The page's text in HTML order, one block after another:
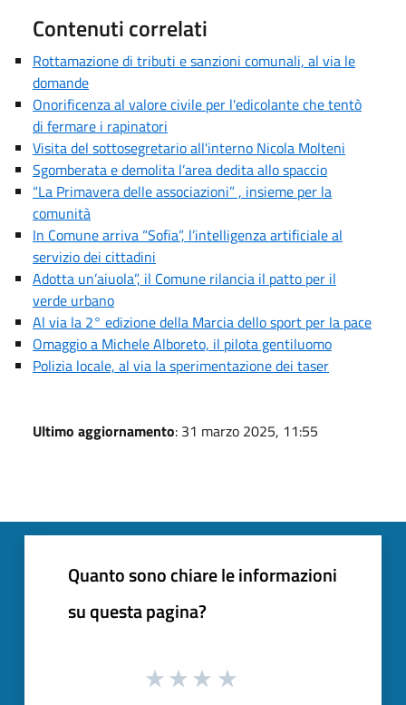
Contenuti correlati
Rottamazione di tributi e sanzioni comunali, al via le
domande
Onorificenza al valore civile per l'edicolante che tentò
di fermare i rapinatori
Visita del sottosegretario all'interno Nicola Molteni
Sgomberata e demolita l’area dedita allo spaccio
“La Primavera delle associazioni” , insieme per la
comunità
In Comune arriva “Sofia”, l’intelligenza artificiale al
servizio dei cittadini
Adotta un’aiuola”, il Comune rilancia il patto per il
verde urbano
Al via la 2° edizione della Marcia dello sport per la pace
Omaggio a Michele Alboreto, il pilota gentiluomo
Polizia locale, al via la sperimentazione dei taser
Ultimo aggiornamento: 31 marzo 2025, 11:55
Quanto sono chiare le informazioni
su questa pagina?